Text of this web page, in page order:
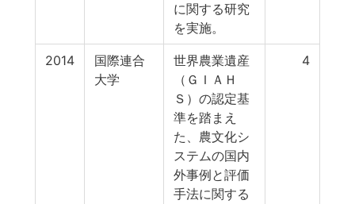
に関する研究
を実施。
2014
国際連合
大学
世界農業遺産
（ＧＩＡＨ
Ｓ）の認定基
準を踏まえ
た、農文化シ
ステムの国内
外事例と評価
手法に関する
4